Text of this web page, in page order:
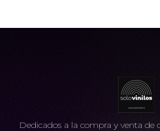
Dedicados a la compra y venta de